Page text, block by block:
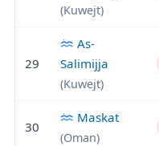
(Kuwejt)
29
As-
Salimijja
(Kuwejt)
30
Maskat
(Oman)